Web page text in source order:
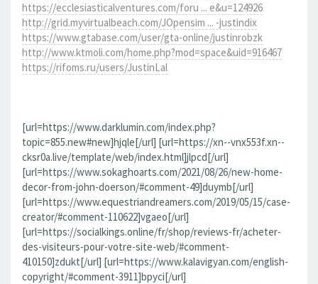
https://ecclesiasticalventures.com/foru ... e&u=124926
http://grid.myvirtualbeach.com/JOpensim ... -justindix
https://www.gtabase.com/user/gta-online/justinrobzk
http://www.ktmoli.com/home.php?mod=space&uid=916467
https://rifoms.ru/users/JustinLal
[url=https://www.darklumin.com/index.php?
topic=855.new#new]hjqle[/url] [url=https://xn--vnx553f.xn--
cksr0a.live/template/web/index.html]jlpcd[/url]
[url=https://www.sokaghoarts.com/2021/08/26/new-home-
decor-from-john-doerson/#comment-49]duymb[/url]
[url=https://www.equestriandreamers.com/2019/05/15/case-
creator/#comment-110622]vgaeo[/url]
[url=https://socialkings.online/fr/shop/reviews-fr/acheter-
des-visiteurs-pour-votre-site-web/#comment-
410150]zdukt[/url] [url=https://www.kalavigyan.com/english-
copyright/#comment-3911]bpyci[/url]